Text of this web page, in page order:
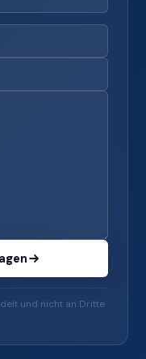
und nicht an Dritte